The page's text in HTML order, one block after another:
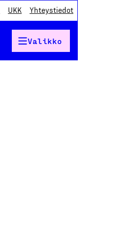
UKK Yhteystiedot
Valikko